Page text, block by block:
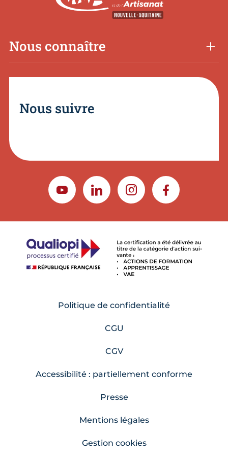
Nous connaître
Nous suivre
YOUTUBELINKEDININSTAGRAMFACEBOOK
Politique de confidentialité
CGU
CGV
Accessibilité : partiellement conforme
Presse
Mentions légales
Gestion cookies